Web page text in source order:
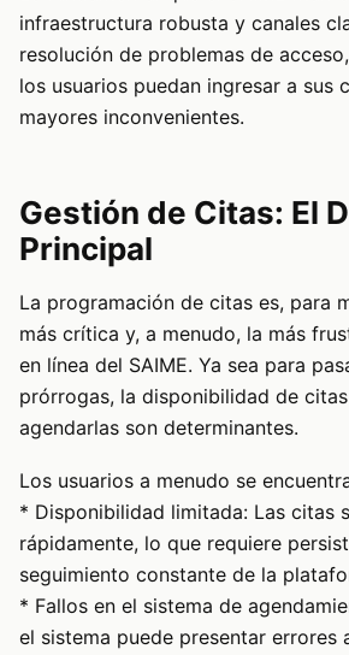
infraestructura robusta y canales
resolución de problemas de
los usuarios puedan ingresar a sus
mayores inconvenientes.
Gestión de Citas: El
Principal
La programación de citas es, para
más crítica y, a menudo, la más
en línea del SAIME. Ya sea para
prórrogas, la disponibilidad de
agendarlas son determinantes.
Los usuarios a menudo se
* Disponibilidad limitada: Las citas
rápidamente, lo que requiere
seguimiento constante de la
* Fallos en el sistema de
el sistema puede presentar errores